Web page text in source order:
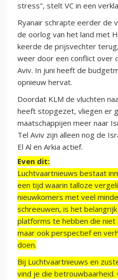
stress", stelt VC in een
Ryanair schrapte eerder de
de oorlog van het land met
keerde de prijsvechter
weer door een conflict over
Aviv. In juni heeft de
opnieuw hervat.
Doordat KLM de vluchten
heeft stopgezet, vliegen er
maatschappijen meer naar
Tel Aviv zijn alleen nog de
El Al en Arkia actief.
Even dit:
Luchtvaartnieuws bestaat
een tijd waarin talloze
nieuwkomers met veel
schreeuwen, is het
platforms te hebben die niet
maar ook perspectief en
doen.
Bij Luchtvaartnieuws en
vind je die